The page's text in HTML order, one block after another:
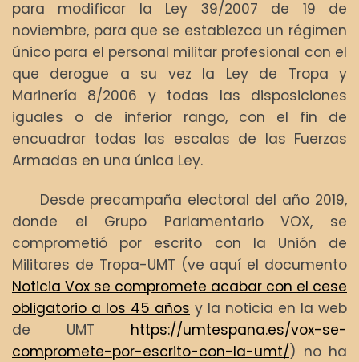
para modificar la Ley 39/2007 de 19 de
noviembre, para que se establezca un régimen
único para el personal militar profesional con el
que derogue a su vez la Ley de Tropa y
Marinería 8/2006 y todas las disposiciones
iguales o de inferior rango, con el fin de
encuadrar todas las escalas de las Fuerzas
Armadas en una única Ley.
Desde precampaña electoral del año 2019,
donde el Grupo Parlamentario VOX, se
comprometió por escrito con la Unión de
Militares de Tropa-UMT (ve aquí el documento
Noticia Vox se compromete acabar con el cese
obligatorio a los 45 años y la noticia en la web
de UMT https://umtespana.es/vox-se-
compromete-por-escrito-con-la-umt/) no ha